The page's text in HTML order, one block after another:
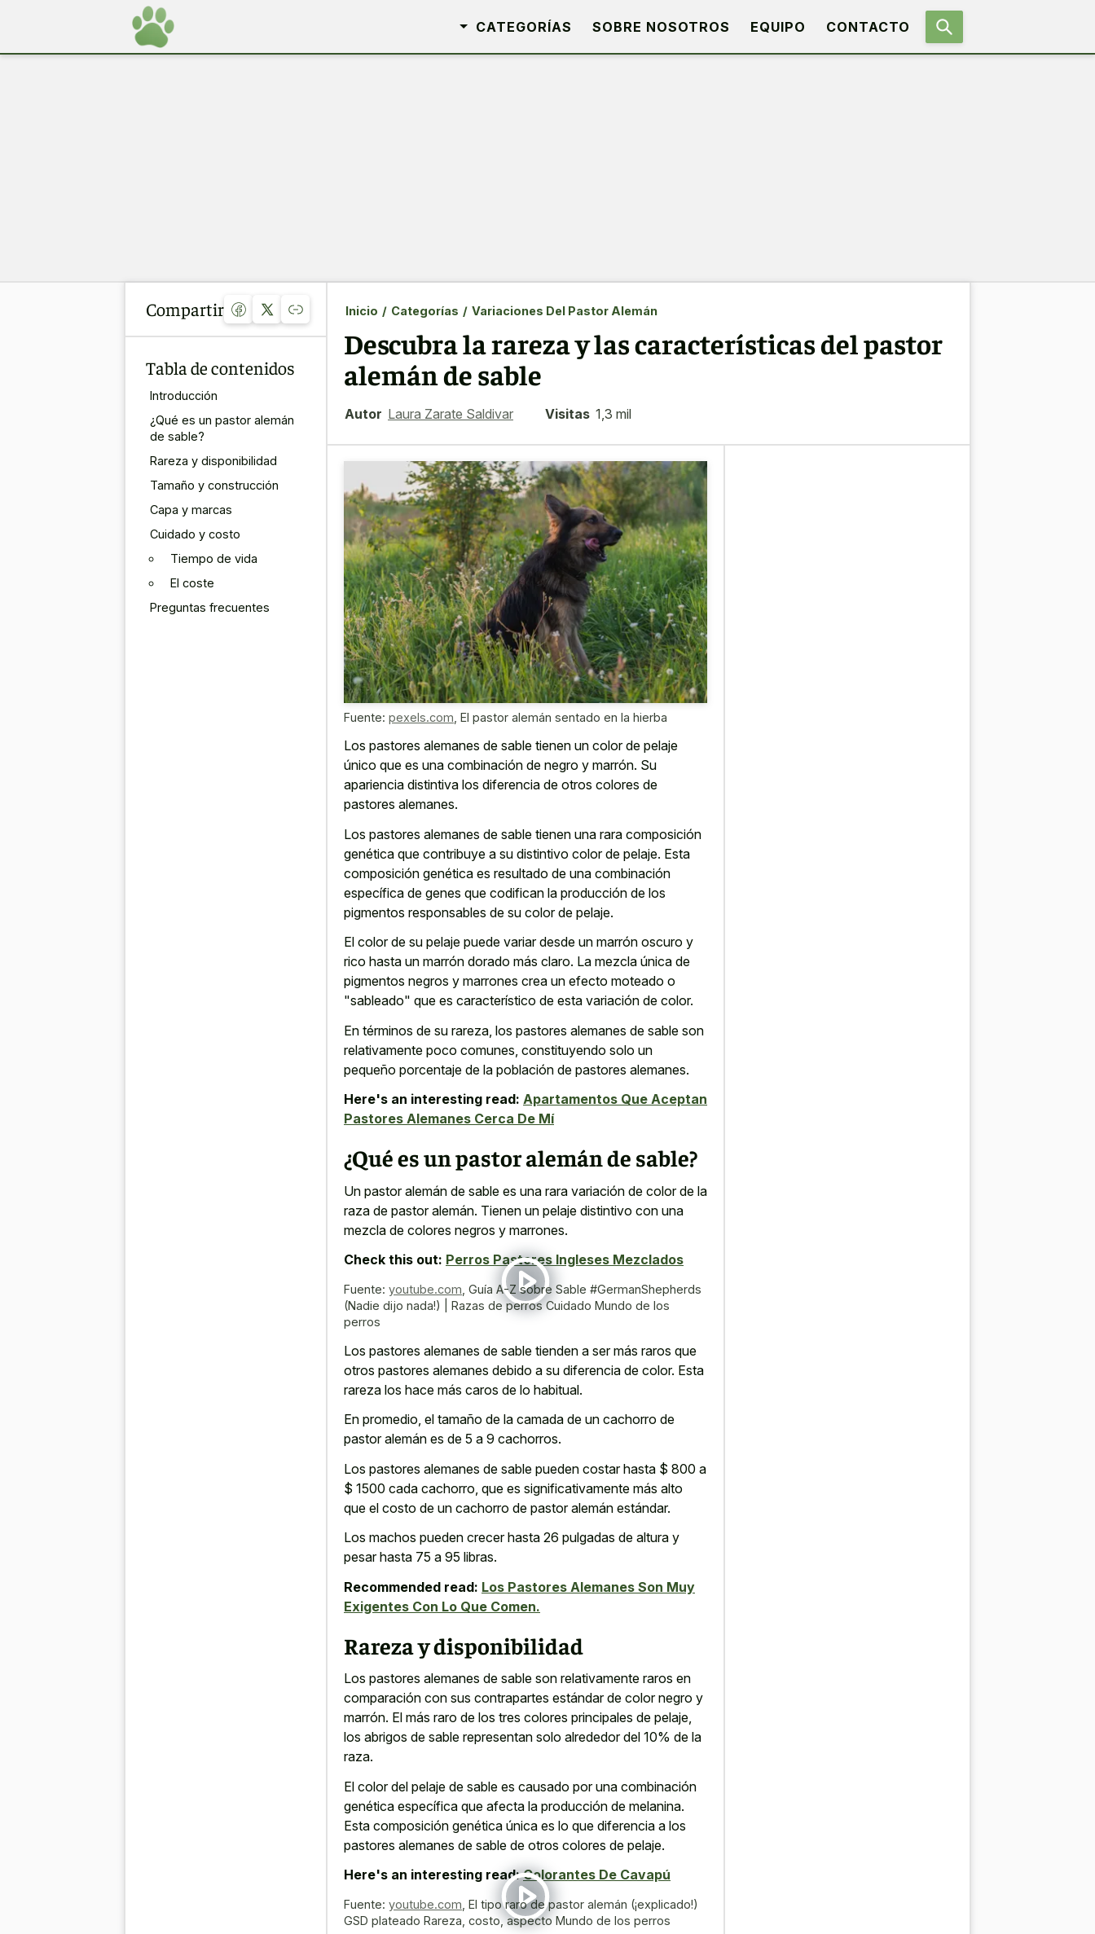
CATEGORÍAS SOBRE NOSOTROS EQUIPO CONTACTO
Compartir
Tabla de contenidos
Introducción
¿Qué es un pastor alemán
de sable?
Rareza y disponibilidad
Tamaño y construcción
Capa y marcas
Cuidado y costo
Tiempo de vida
El coste
Preguntas frecuentes
Inicio / Categorías / Variaciones Del Pastor Alemán
Descubra la rareza y las características del pastor
alemán de sable
Autor Laura Zarate Saldivar Visitas 1,3 mil
Fuente: pexels.com El pastor alemán sentado en la hierba
Los pastores alemanes de sable tienen un color de pelaje
único que es una combinación de negro y marrón. Su
apariencia distintiva los diferencia de otros colores de
pastores alemanes.
Los pastores alemanes de sable tienen una rara composición
genética que contribuye a su distintivo color de pelaje. Esta
composición genética es resultado de una combinación
específica de genes que codifican la producción de los
pigmentos responsables de su color de pelaje.
El color de su pelaje puede variar desde un marrón oscuro y
rico hasta un marrón dorado más claro. La mezcla única de
pigmentos negros y marrones crea un efecto moteado o
"sableado" que es característico de esta variación de color.
En términos de su rareza, los pastores alemanes de sable son
relativamente poco comunes, constituyendo solo un
pequeño porcentaje de la población de pastores alemanes.
Here's an interesting read: Apartamentos Que Aceptan
Pastores Alemanes Cerca De Mí
¿Qué es un pastor alemán de sable?
Un pastor alemán de sable es una rara variación de color de la
raza de pastor alemán. Tienen un pelaje distintivo con una
mezcla de colores negros y marrones.
Check this out: Perros Pastores Ingleses Mezclados
Fuente: youtube.com Guía A-Z sobre Sable #GermanShepherds
(Nadie dijo nada!) | Razas de perros Cuidado Mundo de los
perros
Los pastores alemanes de sable tienden a ser más raros que
otros pastores alemanes debido a su diferencia de color. Esta
rareza los hace más caros de lo habitual.
En promedio, el tamaño de la camada de un cachorro de
pastor alemán es de 5 a 9 cachorros.
Los pastores alemanes de sable pueden costar hasta $ 800 a
$ 1500 cada cachorro, que es significativamente más alto
que el costo de un cachorro de pastor alemán estándar.
Los machos pueden crecer hasta 26 pulgadas de altura y
pesar hasta 75 a 95 libras.
Recommended read: Los Pastores Alemanes Son Muy
Exigentes Con Lo Que Comen.
Rareza y disponibilidad
Los pastores alemanes de sable son relativamente raros en
comparación con sus contrapartes estándar de color negro y
marrón. El más raro de los tres colores principales de pelaje,
los abrigos de sable representan solo alrededor del 10% de la
raza.
El color del pelaje de sable es causado por una combinación
genética específica que afecta la producción de melanina.
Esta composición genética única es lo que diferencia a los
pastores alemanes de sable de otros colores de pelaje.
Here's an interesting read: Colorantes De Cavapú
Fuente: youtube.com El tipo raro de pastor alemán (¡explicado!)
GSD plateado Rareza, costo, aspecto Mundo de los perros